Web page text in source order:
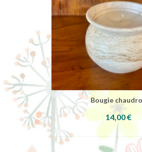
être
choisies
sur
la
page
du
produit
Bougie
14,00€
CHOIX DES
Ce
produit